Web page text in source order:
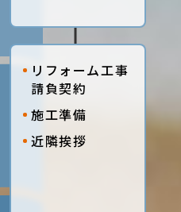
リフォーム工事
請負契約
施工準備
近隣挨拶